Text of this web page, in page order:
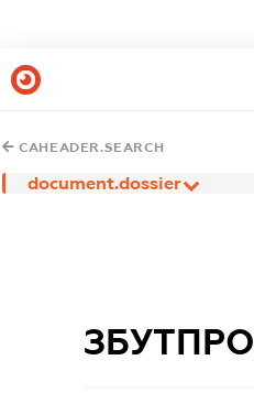
CAHEADER.SEARCH
document.dossier